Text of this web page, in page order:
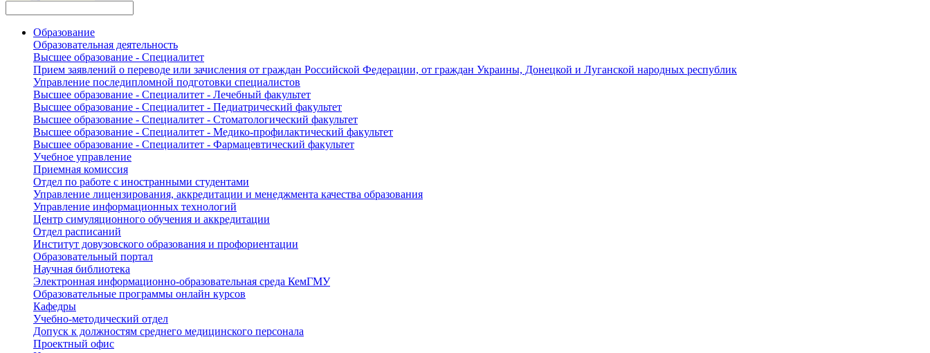
Образование
Образовательная деятельность
Высшее образование - Специалитет
Прием заявлений о переводе или зачисления от граждан Российской Федерации, от граждан Украины, Донецкой и Луганской народных республик
Управление последипломной подготовки специалистов
Высшее образование - Специалитет - Лечебный факультет
Высшее образование - Специалитет - Педиатрический факультет
Высшее образование - Специалитет - Стоматологический факультет
Высшее образование - Специалитет - Медико-профилактический факультет
Высшее образование - Специалитет - Фармацевтический факультет
Учебное управление
Приемная комиссия
Отдел по работе с иностранными студентами
Управление лицензирования, аккредитации и менеджмента качества образования
Управление информационных технологий
Центр симуляционного обучения и аккредитации
Отдел расписаний
Институт довузовского образования и профориентации
Образовательный портал
Научная библиотека
Электронная информационно-образовательная среда КемГМУ
Образовательные программы онлайн курсов
Кафедры
Учебно-методический отдел
Допуск к должностям среднего медицинского персонала
Проектный офис